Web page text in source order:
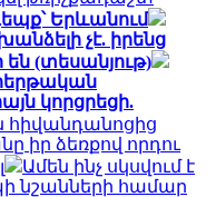
Երևանում
չէ. իրենց
(տեսանյութ)
հերթական
կորցրեցի.
հիվանդանոցից
իր ձեռքով որդու
Ամեն ինչ սկսվում է
նշանների համար